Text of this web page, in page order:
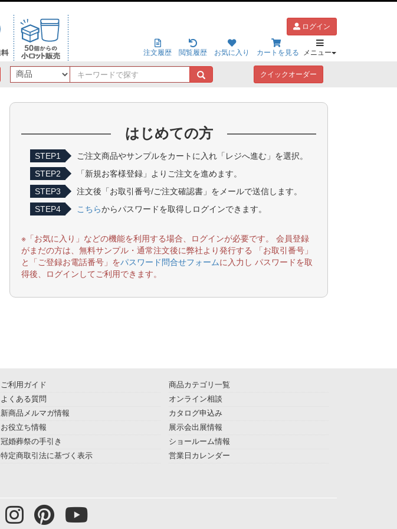
ログイン
注文履歴 閲覧履歴 お気に入り カートを見る メニュー
キ
ー
で
探
す
クイックオーダー
はじめての方
STEP1
ご注文商品やサンプルをカートに入れ「レジへ進む」を選択。
STEP2
「新規お客様登録」よりご注文を進めます。
STEP3
注文後「お取引番号/ご注文確認書」をメールで送信します。
STEP4
こちらからパスワードを取得しログインできます。
※「お気に入り」などの機能を利用する場合、ログインが必要です。 会員登録
がまだの方は、無料サンプル・通常注文後に弊社より発行する 「お取引番号」
と「ご登録お電話番号」をパスワード問合せフォームに入力し パスワードを取
得後、ログインしてご利用できます。
ご利用ガイド
よくある質問
新商品メルマガ情報
お役立ち情報
冠婚葬祭の手引き
特定商取引法に基づく表示
商品カテゴリ一覧
オンライン相談
カタログ申込み
展示会出展情報
ショールーム情報
営業日カレンダー